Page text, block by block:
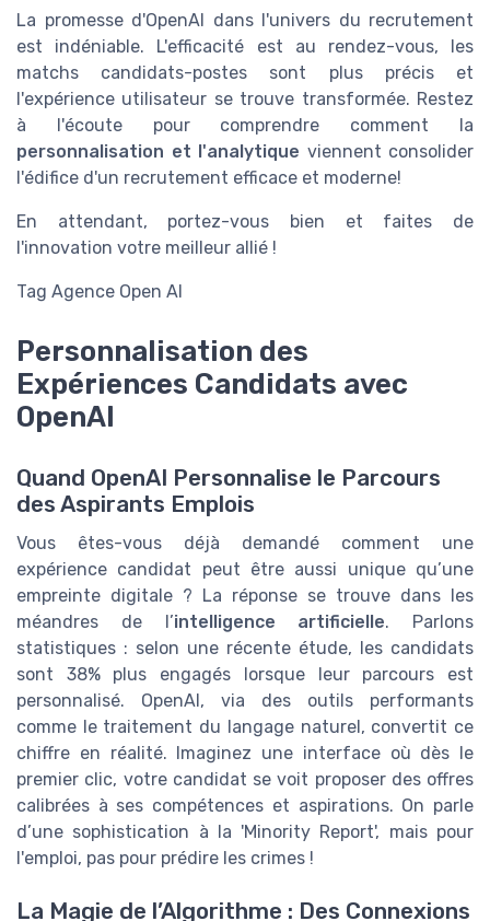
La promesse d'OpenAI dans l'univers du recrutement
est indéniable. L'efficacité est au rendez-vous, les
matchs candidats-postes sont plus précis et
l'expérience utilisateur se trouve transformée. Restez
à l'écoute pour comprendre comment la
personnalisation et l'analytique viennent consolider
l'édifice d'un recrutement efficace et moderne!
En attendant, portez-vous bien et faites de
l'innovation votre meilleur allié !
Tag Agence Open AI
Personnalisation des
Expériences Candidats avec
OpenAI
Quand OpenAI Personnalise le Parcours
des Aspirants Emplois
Vous êtes-vous déjà demandé comment une
expérience candidat peut être aussi unique qu’une
empreinte digitale ? La réponse se trouve dans les
méandres de l’intelligence artificielle. Parlons
statistiques : selon une récente étude, les candidats
sont 38% plus engagés lorsque leur parcours est
personnalisé. OpenAI, via des outils performants
comme le traitement du langage naturel, convertit ce
chiffre en réalité. Imaginez une interface où dès le
premier clic, votre candidat se voit proposer des offres
calibrées à ses compétences et aspirations. On parle
d’une sophistication à la 'Minority Report', mais pour
l'emploi, pas pour prédire les crimes !
La Magie de l’Algorithme : Des Connexions